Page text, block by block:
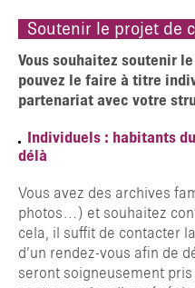
Soutenir le projet de
Vous souhaitez soutenir
pouvez le faire à titre
partenariat avec votre
Individuels : habitants
délà
Vous avez des archives
photos…) et souhaitez
cela, il suffit de contacter
d’un rendez-vous afin de
seront soigneusement